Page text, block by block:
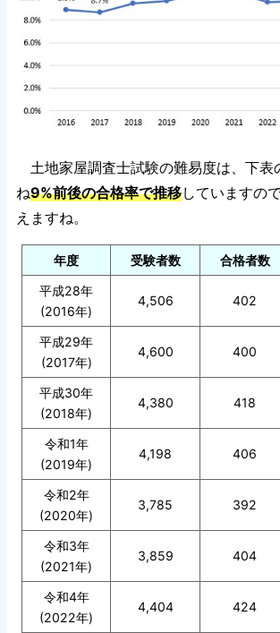
土地家屋調査士試験の難易度は、下表
ね9%前後の合格率で推移していますので
えますね。
年度 受験者数 合格者数
平成28年
(2016年)
4,506 402
平成29年
(2017年)
4,600 400
平成30年
(2018年)
4,380 418
令和1年
(2019年)
4,198 406
令和2年
(2020年)
3,785 392
令和3年
(2021年)
3,859 404
令和4年
(2022年)
4,404 424